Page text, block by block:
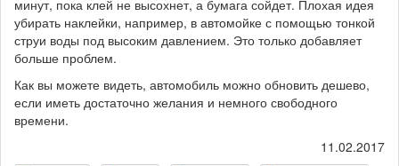
минут, пока клей не высохнет, а бумага сойдет. Плохая идея
убирать наклейки, например, в автомойке с помощью тонкой
струи воды под высоким давлением. Это только добавляет
больше проблем.
Как вы можете видеть, автомобиль можно обновить дешево,
если иметь достаточно желания и немного свободного
времени.
11.02.2017